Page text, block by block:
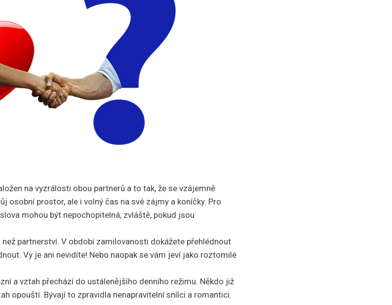
na vyzrálosti obou partnerů a to tak, že se vzájemně
osobní prostor, ale i volný čas na své zájmy a koníčky. Pro
mohou být nepochopitelná, zvláště, pokud jsou
partnerství. V období zamilovanosti dokážete přehlédnout
Vy je ani nevidíte! Nebo naopak se vám jeví jako roztomilé
a vztah přechází do ustálenějšího denního režimu. Někdo již
opouští. Bývají to zpravidla nenapravitelní snílci a romantici.